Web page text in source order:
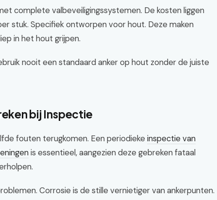
complete valbeveiligingssystemen. De kosten liggen
stuk. Specifiek ontworpen voor hout. Deze maken
in het hout grijpen.
nooit een standaard anker op hout zonder de juiste
bij Inspectie
fouten terugkomen. Een periodieke inspectie van
is essentieel, aangezien deze gebreken fataal
Corrosie is de stille vernietiger van ankerpunten.